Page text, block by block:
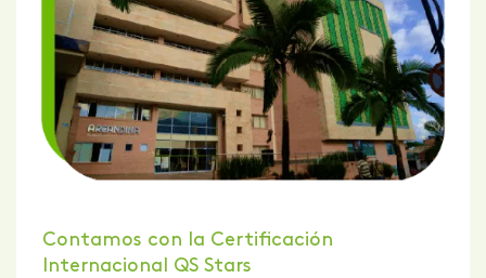
Contamos con la Certificación
Internacional QS Stars